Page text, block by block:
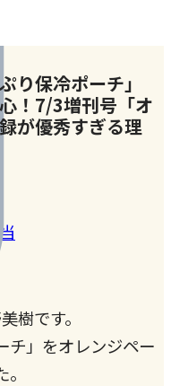
り保冷ポーチ」
！7/3増刊号「オ
が優秀すぎる理
樹です。
チ」をオレンジペー